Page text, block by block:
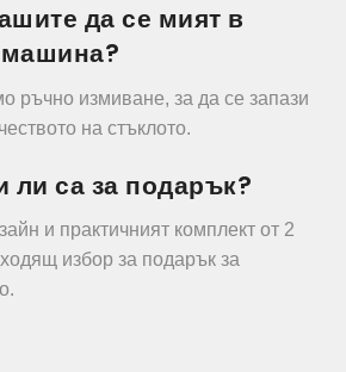
да се мият в
ръчно измиване, за да се запази
на стъклото.
са за подарък?
и практичният комплект от 2
избор за подарък за